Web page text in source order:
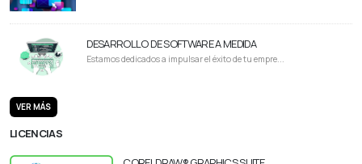
DESARROLLO DE SOFTWARE A MEDIDA
Estamos dedicados a impulsar el éxito de tu empre...
VER MÁS
LICENCIAS